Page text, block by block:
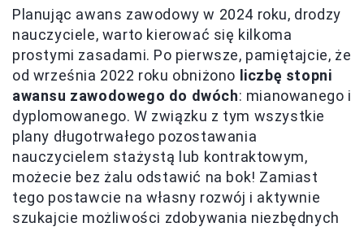
Planując awans zawodowy w 2024 roku, drodzy
nauczyciele, warto kierować się kilkoma
prostymi zasadami. Po pierwsze, pamiętajcie, że
od września 2022 roku obniżono liczbę stopni
awansu zawodowego do dwóch: mianowanego i
dyplomowanego. W związku z tym wszystkie
plany długotrwałego pozostawania
nauczycielem stażystą lub kontraktowym,
możecie bez żalu odstawić na bok! Zamiast
tego postawcie na własny rozwój i aktywnie
szukajcie możliwości zdobywania niezbędnych